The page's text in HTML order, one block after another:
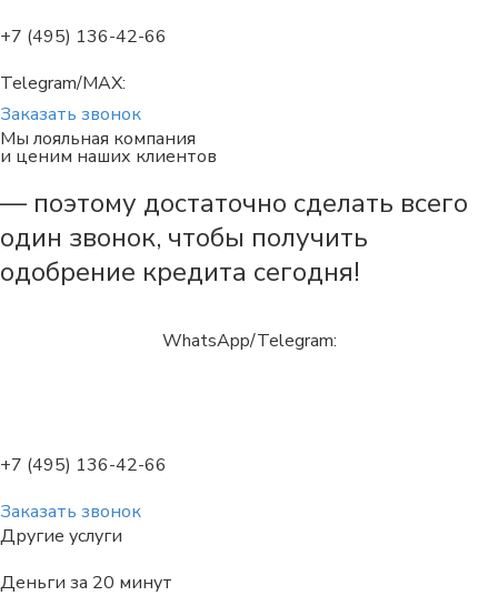
+7 (495) 136-42-66
Telegram/MAX:
Заказать звонок
Мы лояльная компания
и ценим наших клиентов
— поэтому достаточно сделать всего
один звонок, чтобы получить
одобрение кредита сегодня!
WhatsApp/Telegram:
+7 (495) 136-42-66
Заказать звонок
Другие услуги
Деньги за 20 минут